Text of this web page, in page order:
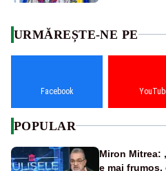
URMĂREȘTE-NE PE
Facebook
POPULAR
Miron Mitrea:
e mai frumos,